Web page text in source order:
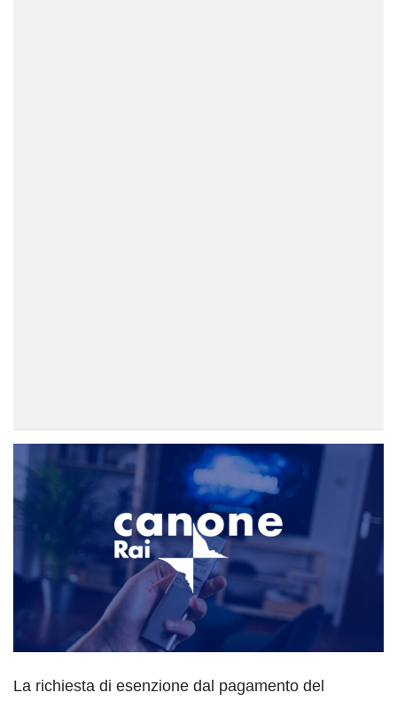
La richiesta di esenzione dal pagamento del